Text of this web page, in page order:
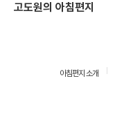
고도원의 아침편지
아침편지 소개